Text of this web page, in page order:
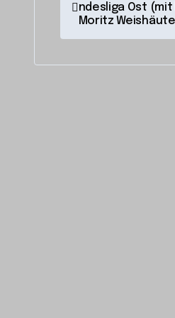
i
ndesliga Ost
Moritz